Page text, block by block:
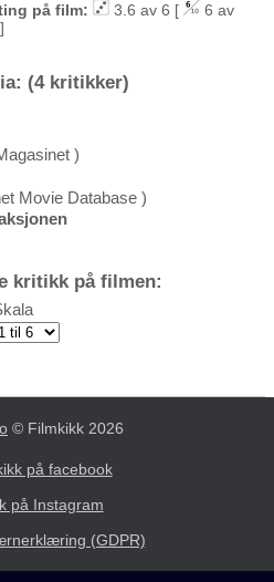
på film:
3.6 av 6 [
6 av
(4 kritikker)
)
Movie Database )
kritikk på filmen:
© Filmkikk 2026
på facebook
på Instagram
(GDPR)